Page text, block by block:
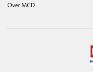
Over MCD